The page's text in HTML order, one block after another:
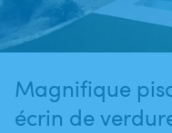
Magnifique
écrin de